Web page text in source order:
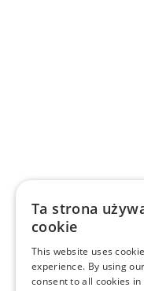
Ta strona
cookie
This website uses
experience. By using
consent to all cookies